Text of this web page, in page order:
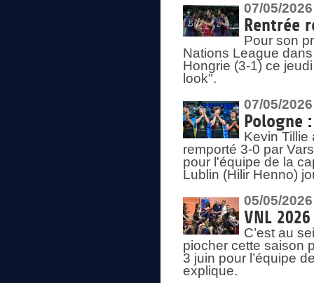
07/05/2026
Rentrée
Pour son
Nations League
Hongrie (3-1) ce
look".
07/05/2026
Pologne
Kevin Tillie
remporté 3-0 par
pour l'équipe de la
Lublin (Hilir Henno)
05/05/2026
VNL
C’est au
piocher cette saison
3 juin pour l’équipe
explique.